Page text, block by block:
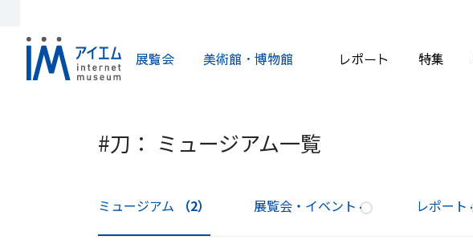
展覧会 美術館・博物館 レポート 特集
#刀： ミュージアム一覧
ミュージアム （2） 展覧会・イベント レポート